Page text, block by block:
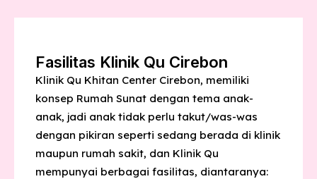
Fasilitas Klinik Qu Cirebon
Klinik Qu Khitan Center Cirebon, memiliki
konsep Rumah Sunat dengan tema anak-
anak, jadi anak tidak perlu takut/was-was
dengan pikiran seperti sedang berada di klinik
maupun rumah sakit, dan Klinik Qu
mempunyai berbagai fasilitas, diantaranya: